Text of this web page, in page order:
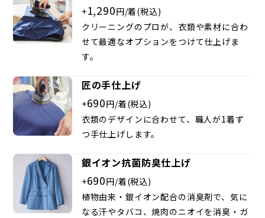
+1,290円/着(税込)
クリーニングのプロが、衣類や素材に合わ
せて最適なオプションをつけて仕上げま
す。
匠の手仕上げ
+690円/着(税込)
衣類のデザインに合わせて、職人が1着ず
つ手仕上げします。
銀イオン抗菌防臭仕上げ
+690円/着(税込)
植物由来・銀イオン配合の消臭剤で、気に
なる汗やタバコ、焼肉のニオイを消臭・ガ